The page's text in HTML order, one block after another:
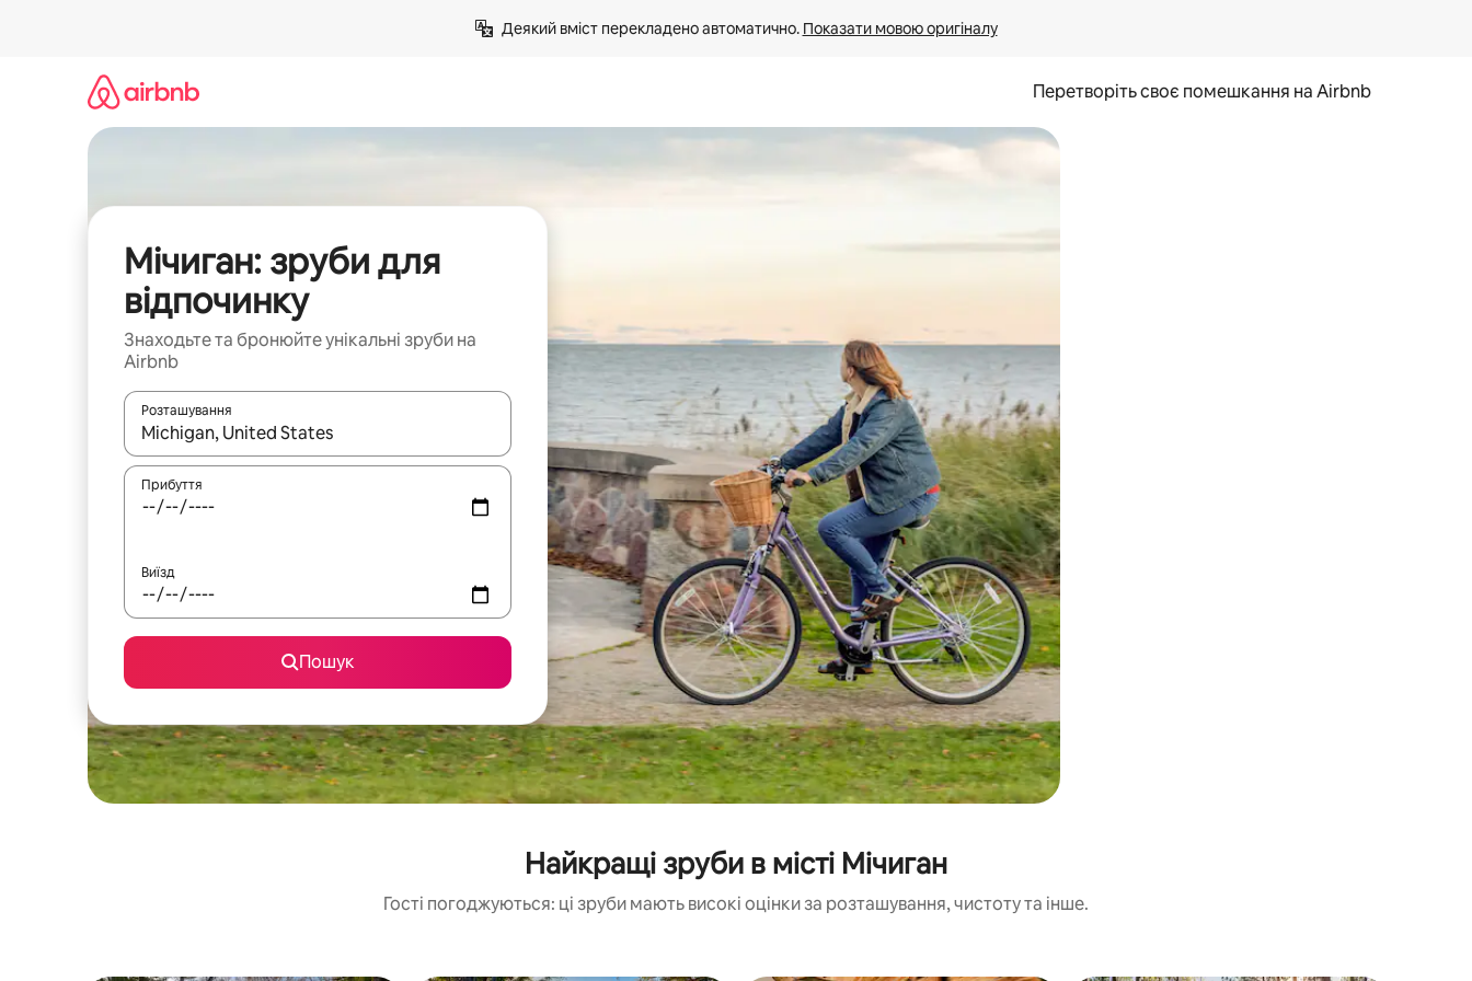
Деякий вміст перекладено автоматично. Показати мовою оригіналу
Перетворіть своє помешкання на Airbnb
Мічиган: зруби для
відпочинку
Знаходьте та бронюйте унікальні зруби на
Airbnb
Розташування
Отримавши результати пошуку, використовуйте для навігації сторінкою клавіші зі стрілками вгору та вниз або жести дотику та гортання.
Прибуття
Виїзд
Пошук
Найкращі зруби в місті Мічиган
Гості погоджуються: ці зруби мають високі оцінки за розташування, чистоту та інше.